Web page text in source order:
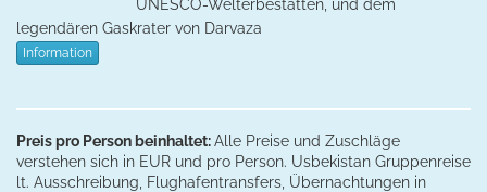
UNESCO-Welterbestätten, und dem
legendären Gaskrater von Darvaza
Information
Preis pro Person beinhaltet:Alle Preise und Zuschläge
verstehen sich in EUR und pro Person. Usbekistan Gruppenreise
lt. Ausschreibung, Flughafentransfers, Übernachtungen in